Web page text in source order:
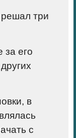
три
за его
в
с